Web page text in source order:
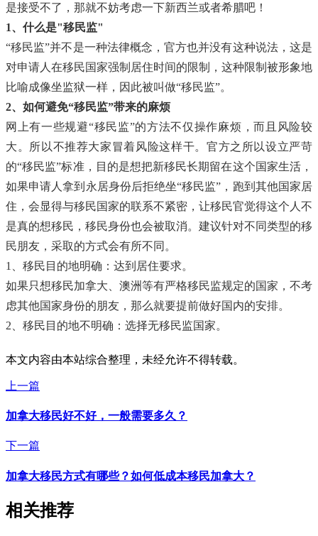
是接受不了，那就不妨考虑一下新西兰或者希腊吧！
1、什么是"移民监"
“移民监”并不是一种法律概念，官方也并没有这种说法，这是
对申请人在移民国家强制居住时间的限制，这种限制被形象地
比喻成像坐监狱一样，因此被叫做“移民监”。
2、如何避免“移民监”带来的麻烦
网上有一些规避“移民监”的方法不仅操作麻烦，而且风险较
大。所以不推荐大家冒着风险这样干。官方之所以设立严苛
的“移民监”标准，目的是想把新移民长期留在这个国家生活，
如果申请人拿到永居身份后拒绝坐“移民监”，跑到其他国家居
住，会显得与移民国家的联系不紧密，让移民官觉得这个人不
是真的想移民，移民身份也会被取消。建议针对不同类型的移
民朋友，采取的方式会有所不同。
1、移民目的地明确：达到居住要求。
如果只想移民加拿大、澳洲等有严格移民监规定的国家，不考
虑其他国家身份的朋友，那么就要提前做好国内的安排。
2、移民目的地不明确：选择无移民监国家。
本文内容由本站综合整理，未经允许不得转载。
上一篇
加拿大移民好不好，一般需要多久？
下一篇
加拿大移民方式有哪些？如何低成本移民加拿大？
相关推荐